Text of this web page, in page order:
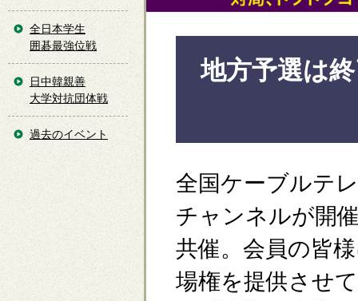
地方予選は
全国ケーブルテ
チャンネルが開
共催。会員の皆
場権を提供させ
全日本学生
囲碁最強位戦
日中韓親善
大学対抗団体戦
過去のイベント